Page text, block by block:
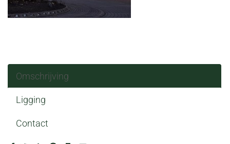
Omschrijving
Ligging
Contact